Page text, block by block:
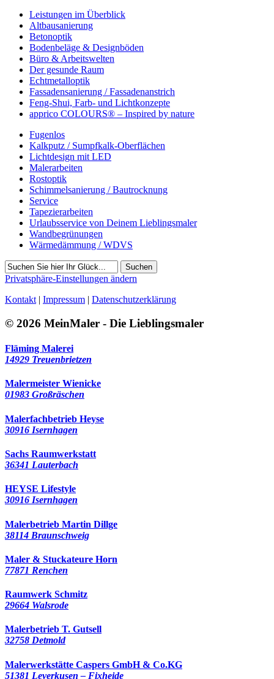
Leistungen im Überblick
Altbausanierung
Betonoptik
Bodenbeläge & Designböden
Büro & Arbeitswelten
Der gesunde Raum
Echtmetalloptik
Fassadensanierung / Fassadenanstrich
Feng-Shui, Farb- und Lichtkonzepte
apprico COLOURS® – Inspired by nature
Fugenlos
Kalkputz / Sumpfkalk-Oberflächen
Lichtdesign mit LED
Malerarbeiten
Rostoptik
Schimmelsanierung / Bautrocknung
Service
Tapezierarbeiten
Urlaubsservice von Deinem Lieblingsmaler
Wandbegrünungen
Wärmedämmung / WDVS
Suchen
Privatsphäre-Einstellungen ändern
Kontakt | Impressum | Datenschutzerklärung
© 2026 MeinMaler - Die Lieblingsmaler
Fläming Malerei
14929 Treuenbrietzen
Malermeister Wienicke
01983 Großräschen
Malerfachbetrieb Heyse
30916 Isernhagen
Sachs Raumwerkstatt
36341 Lauterbach
HEYSE Lifestyle
30916 Isernhagen
Malerbetrieb Martin Dillge
38114 Braunschweig
Maler & Stuckateure Horn
77871 Renchen
Raumwerk Schmitz
29664 Walsrode
Malerbetrieb T. Gutsell
32758 Detmold
Malerwerkstätte Caspers GmbH & Co.KG
51381 Leverkusen – Fixheide